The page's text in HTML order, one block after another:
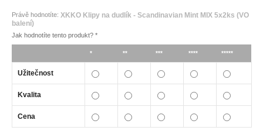
Právě hodnotíte: XKKO Klipy na dudlík - Scandinavian Mint MIX 5x2ks (VO
balení)
Jak hodnotíte tento produkt? *
* ** *** **** *****
Užitečnost
Kvalita
Cena